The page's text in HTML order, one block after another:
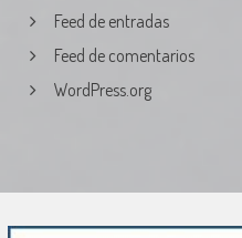
Feed de entradas
Feed de comentarios
WordPress.org